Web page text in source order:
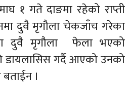
१ गते दाङमा रहेको राप्ती
दुवै मृगौला चेकजाँच गरेका
दुवै मृगौला फेला भएको
डायलासिस गर्दै आएको उनको
बताईन ।